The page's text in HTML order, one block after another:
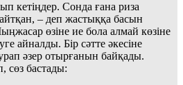
кетіңдер. Сонда ғана риза
– деп жастыққа басын
өзіне ие бола алмай көзіне
айналды. Бір сәтте әкесіне
әзер отырғанын байқады.
сөз бастады: